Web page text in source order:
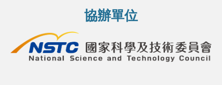
協辦單位